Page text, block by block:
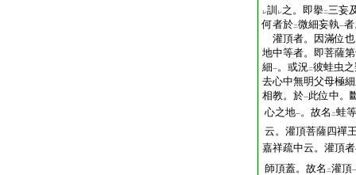
レ訓 レ之。即擧二三妄
何者於二微細妄執一
灌頂者。因滿位
地中等者。即菩薩
細一。或況二彼蛙虫
去心中無明父母極
相教。於一此位中。
心之地一。故名 二蛙等
云。灌頂菩薩四禪
嘉祥疏中云。灌頂
師頂蓋。故名 二灌頂一